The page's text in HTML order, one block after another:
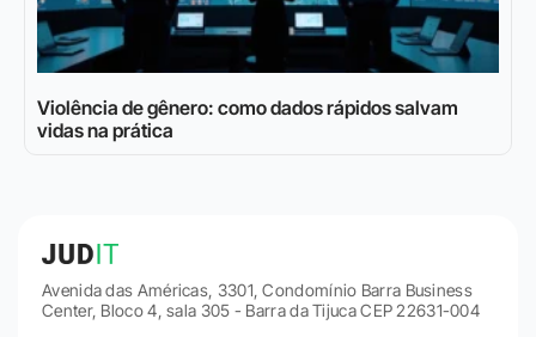
Violência de gênero: como dados rápidos salvam
vidas na prática
Avenida das Américas, 3301, Condomínio Barra Business
Center, Bloco 4, sala 305 - Barra da Tijuca CEP 22631-004